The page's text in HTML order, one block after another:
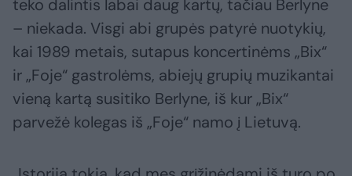
teko dalintis labai daug kartų, tačiau Berlyne
– niekada. Visgi abi grupės patyrė nuotykių,
kai 1989 metais, sutapus koncertinėms „Bix“
ir „Foje“ gastrolėms, abiejų grupių muzikantai
vieną kartą susitiko Berlyne, iš kur „Bix“
parvežė kolegas iš „Foje“ namo į Lietuvą.